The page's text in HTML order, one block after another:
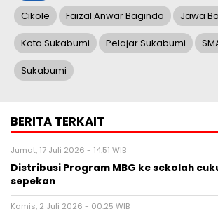
Cikole Faizal Anwar Bagindo Jawa
Kota Sukabumi Pelajar Sukabumi
Sukabumi
BERITA TERKAIT
Jumat, 17 Juli 2026 - 14:51 WIB
Distribusi Program MBG ke sekolah
sepekan
Kamis, 2 Juli 2026 - 00:25 WIB